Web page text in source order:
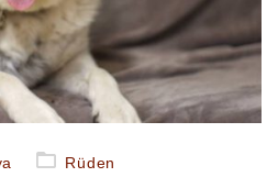
Rüden